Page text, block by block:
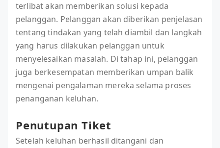
terlibat akan memberikan solusi kepada
pelanggan. Pelanggan akan diberikan penjelasan
tentang tindakan yang telah diambil dan langkah
yang harus dilakukan pelanggan untuk
menyelesaikan masalah. Di tahap ini, pelanggan
juga berkesempatan memberikan umpan balik
mengenai pengalaman mereka selama proses
penanganan keluhan.
Penutupan Tiket
Setelah keluhan berhasil ditangani dan